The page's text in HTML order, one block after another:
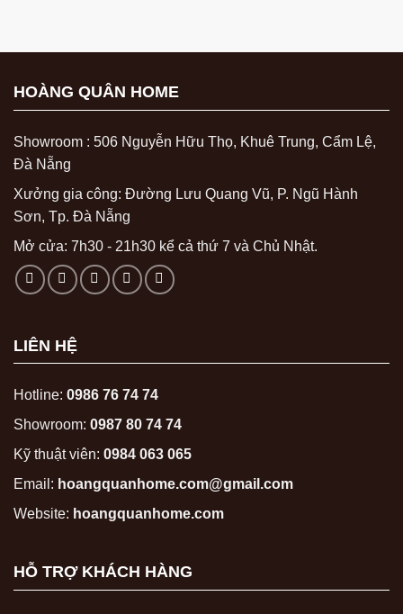
HOÀNG QUÂN HOME
Showroom : 506 Nguyễn Hữu Thọ, Khuê Trung, Cẩm Lệ,
Đà Nẵng
Xưởng gia công: Đường Lưu Quang Vũ, P. Ngũ Hành
Sơn, Tp. Đà Nẵng
Mở cửa: 7h30 - 21h30 kể cả thứ 7 và Chủ Nhật.
LIÊN HỆ
Hotline: 0986 76 74 74
Showroom: 0987 80 74 74
Kỹ thuật viên: 0984 063 065
Email: hoangquanhome.com@gmail.com
Website: hoangquanhome.com
HỖ TRỢ KHÁCH HÀNG